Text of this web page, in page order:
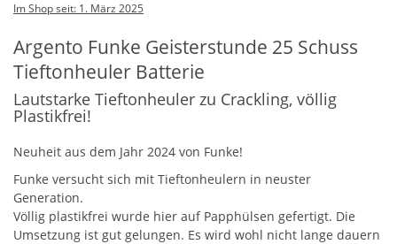
Im Shop seit: 1. März 2025
Argento Funke Geisterstunde 25 Schuss
Tieftonheuler Batterie
Lautstarke Tieftonheuler zu Crackling, völlig
Plastikfrei!
Neuheit aus dem Jahr 2024 von Funke!
Funke versucht sich mit Tieftonheulern in neuster
Generation.
Völlig plastikfrei wurde hier auf Papphülsen gefertigt. Die
Umsetzung ist gut gelungen. Es wird wohl nicht lange dauern